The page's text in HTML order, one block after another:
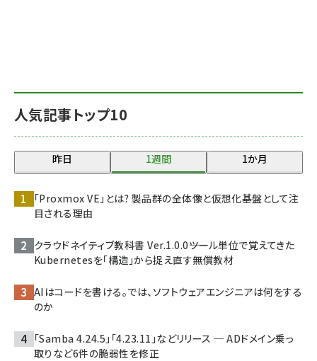
人気記事トップ10
昨日 1週間 1か月
「Proxmox VE」とは? 製品群の全体像と仮想化基盤として注
目される理由
クラウドネイティブ教科書 Ver.1.0.0――ツール単位で覚えてきた
Kubernetesを「構造」から捉え直す無償教材
AIはコードを書ける。では、ソフトウェアエンジニアは何をする
のか
「Samba 4.24.5」「4.23.11」などリリース ─ ADドメイン乗っ
取りなど6件の脆弱性を修正